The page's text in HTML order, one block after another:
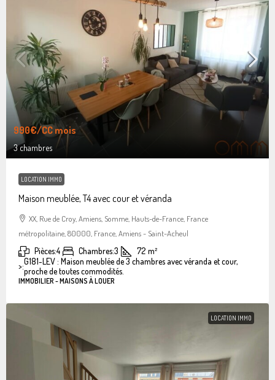
990€/CC mois
3 chambres
LOCATION IMMO
Maison meublée, T4 avec cour et véranda
XX, Rue de Croy, Amiens, Somme, Hauts-de-France, France
métropolitaine, 80000, France, Amiens - Saint-Acheul
Pièces:4 Chambres:3 72 m²
>:G181-LEV : Maison meublée de 3 chambres avec véranda et cour,
proche de toutes commodités.
IMMOBILIER - MAISONS À LOUER
LOCATION IMMO